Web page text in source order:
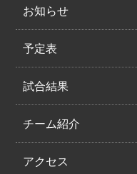
お知らせ
予定表
試合結果
チーム紹介
アクセス